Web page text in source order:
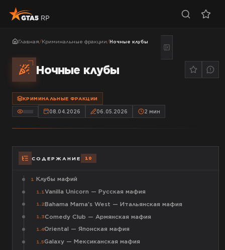
Главная/Криминальные фракции/Ночные клубы
Ночные клубы
КРИМИНАЛЬНЫЕ ФРАКЦИИ
08.04.2026 06.05.2026 2 мин
СОДЕРЖАНИЕ 10
1 Клубы мафий
1.1Vanilla Unicorn — Русская мафия
1.2Bahama Mama's West — Итальянская мафия
1.3Comedy Club — Армянская мафия
1.4Oriental — Японская мафия
1.5Galaxy — Мексиканская мафия